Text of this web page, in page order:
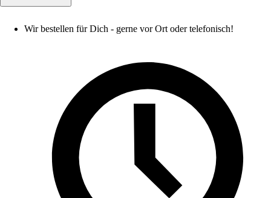
Wir bestellen für Dich - gerne vor Ort oder telefonisch!